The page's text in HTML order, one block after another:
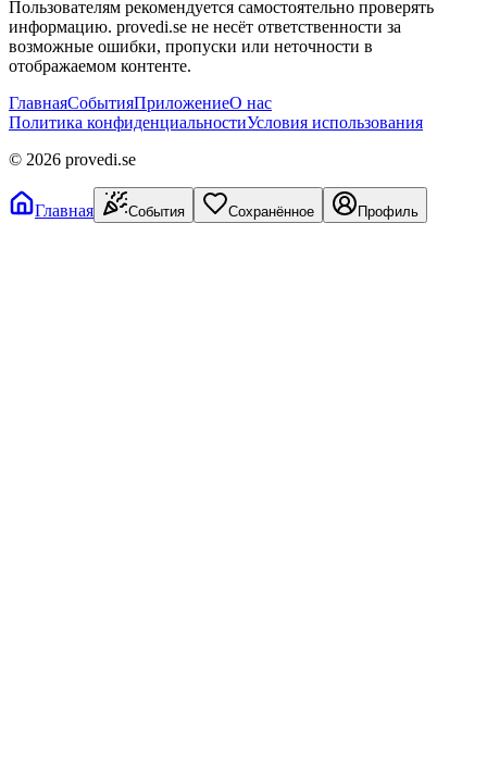
Пользователям рекомендуется самостоятельно проверять
информацию. provedi.se не несёт ответственности за
возможные ошибки, пропуски или неточности в
отображаемом контенте.
ГлавнаяСобытияПриложениеО нас
Политика конфиденциальностиУсловия использования
© 2026 provedi.se
Главная События Сохранённое Профиль